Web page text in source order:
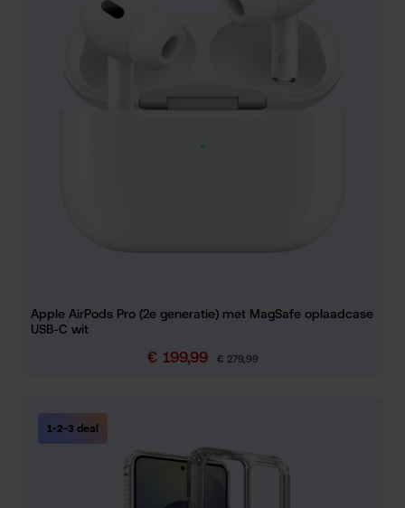
Apple AirPods Pro (2e generatie) met MagSafe oplaadcase
USB-C wit
Verkoopprijs:
€ 199,99 Normale prijs:
€ 279,99
1-2-3 deal